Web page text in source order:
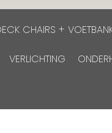
CHAIRS +
VERLICHTING